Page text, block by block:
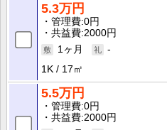
5.3万円
管理費 0円
共益費 2000円
1ヶ月
-
1K
17㎡
5.5万円
管理費 0円
共益費 2000円